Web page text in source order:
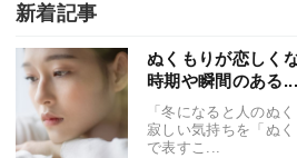
新着記事
ぬくもりが恋しく
時期や瞬間のある...
「冬になると人のぬ
寂しい気持ちを「ぬ
で表すこ...